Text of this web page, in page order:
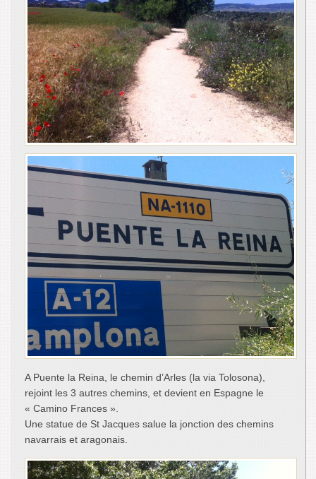
A Puente la Reina, le chemin d’Arles (la via Tolosona),
rejoint les 3 autres chemins, et devient en Espagne le
« Camino Frances ».
Une statue de St Jacques salue la jonction des chemins
navarrais et aragonais.